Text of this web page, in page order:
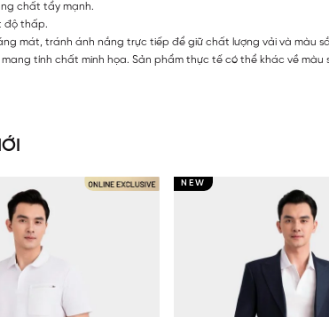
chất tẩy mạnh.
độ thấp.
mát, tránh ánh nắng trực tiếp để giữ chất lượng vải và màu
mang tính chất minh họa. Sản phẩm thực tế có thể khác về
NEW